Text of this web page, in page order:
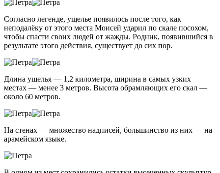
Согласно легенде, ущелье появилось после того, как
неподалёку от этого места Моисей ударил по скале посохом,
чтобы спасти своих людей от жажды. Родник, появившийся в
результате этого действия, существует до сих пор.
Длина ущелья — 1,2 километра, ширина в самых узких
местах — менее 3 метров. Высота обрамляющих его скал —
около 60 метров.
На стенах — множество надписей, большинство из них — на
арамейском языке.